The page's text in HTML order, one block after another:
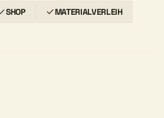
SHOP MATERIALVERLEIH